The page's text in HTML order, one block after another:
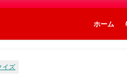
ホーム
イズ